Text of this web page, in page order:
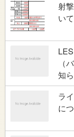
射
い
（
知
ラ
に